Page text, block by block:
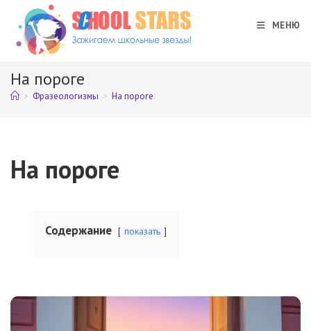
Перейти
содержимому
МЕНЮ
На пороге
> Фразеологизмы > На пороге
На пороге
Содержание показать